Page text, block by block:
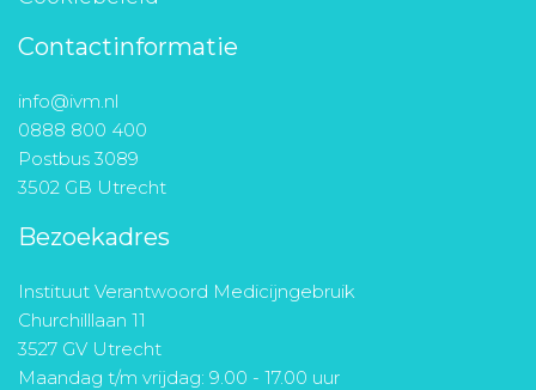
Contactinformatie
info@ivm.nl
0888 800 400
Postbus 3089
3502 GB Utrecht
Bezoekadres
Instituut Verantwoord Medicijngebruik
Churchilllaan 11
3527 GV Utrecht
Maandag t/m vrijdag: 9.00 - 17.00 uur